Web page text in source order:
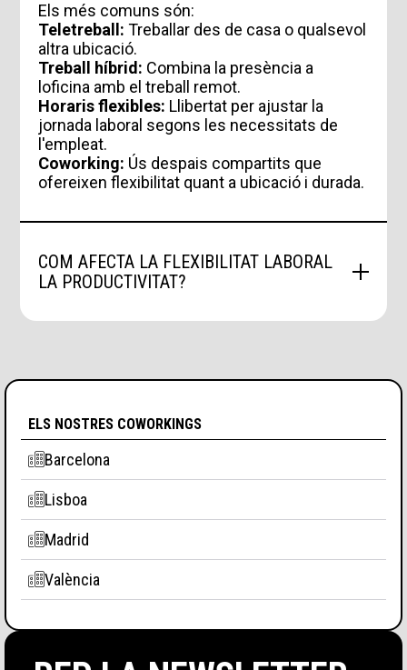
Els més comuns són:
Teletreball: Treballar des de casa o qualsevol
altra ubicació.
Treball híbrid: Combina la presència a
loficina amb el treball remot.
Horaris flexibles: Llibertat per ajustar la
jornada laboral segons les necessitats de
l'empleat.
Coworking: Ús despais compartits que
ofereixen flexibilitat quant a ubicació i durada.
COM AFECTA LA FLEXIBILITAT LABORAL
LA PRODUCTIVITAT?
productivitat, ja que els empleats poden
augmenta el rendiment.
ELS NOSTRES COWORKINGS
Barcelona
Lisboa
Madrid
València